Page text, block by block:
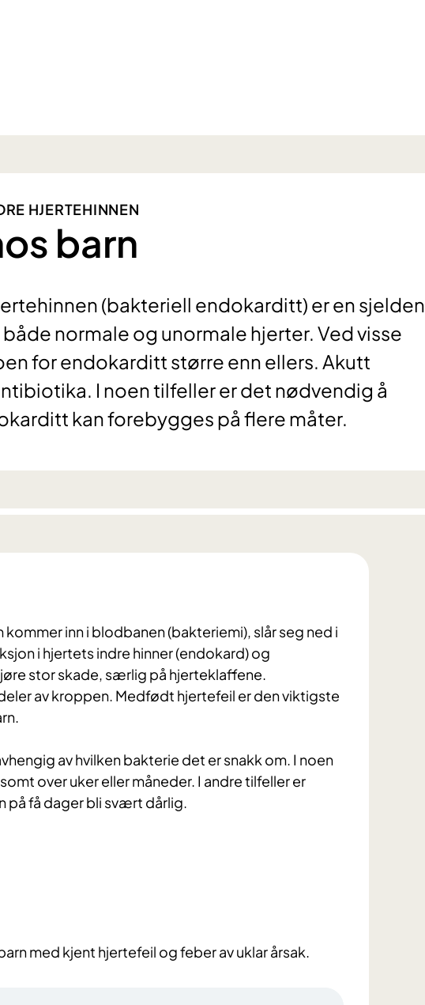
HJERTEHINNEN
barn
(bakteriell endokarditt) er en sjelden
normale og unormale hjerter. Ved visse
for endokarditt større enn ellers. Akutt
I noen tilfeller er det nødvendig å
kan forebygges på flere måter.
inn i blodbanen (bakteriemi), slår seg ned i
i hjertets indre hinner (endokard) og
stor skade, særlig på hjerteklaffene.
av kroppen. Medfødt hjertefeil er den viktigste
av hvilken bakterie det er snakk om. I noen
over uker eller måneder. I andre tilfeller er
på få dager bli svært dårlig.
med kjent hjertefeil og feber av uklar årsak.